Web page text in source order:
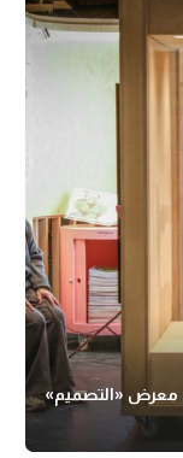
معرض «التصميم»